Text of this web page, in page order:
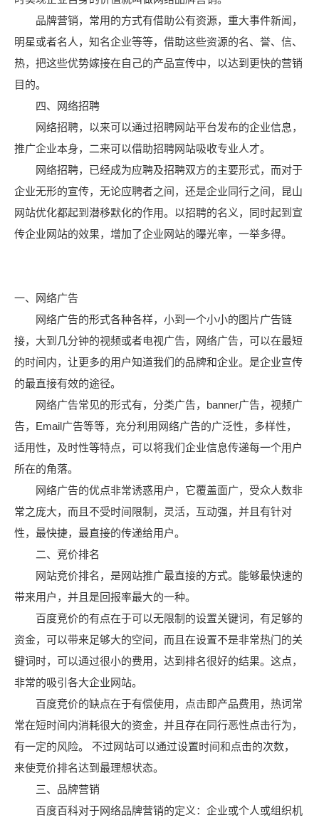
品牌营销，常用的方式有借助公有资源，重大事件新闻，
明星或者名人，知名企业等等，借助这些资源的名、誉、信、
热，把这些优势嫁接在自己的产品宣传中，以达到更快的营销
目的。
四、网络招聘
网络招聘，以来可以通过招聘网站平台发布的企业信息，
推广企业本身，二来可以借助招聘网站吸收专业人才。
网络招聘，已经成为应聘及招聘双方的主要形式，而对于
企业无形的宣传，无论应聘者之间，还是企业同行之间，昆山
网站优化都起到潜移默化的作用。以招聘的名义，同时起到宣
传企业网站的效果，增加了企业网站的曝光率，一举多得。
一、网络广告
网络广告的形式各种各样，小到一个小小的图片广告链
接，大到几分钟的视频或者电视广告，网络广告，可以在最短
的时间内，让更多的用户知道我们的品牌和企业。是企业宣传
的最直接有效的途径。
网络广告常见的形式有，分类广告，banner广告，视频广
告，Email广告等等，充分利用网络广告的广泛性，多样性，
适用性，及时性等特点，可以将我们企业信息传递每一个用户
所在的角落。
网络广告的优点非常诱惑用户，它覆盖面广，受众人数非
常之庞大，而且不受时间限制，灵活，互动强，并且有针对
性，最快捷，最直接的传递给用户。
二、竞价排名
网站竞价排名，是网站推广最直接的方式。能够最快速的
带来用户，并且是回报率最大的一种。
百度竞价的有点在于可以无限制的设置关键词，有足够的
资金，可以带来足够大的空间，而且在设置不是非常热门的关
键词时，可以通过很小的费用，达到排名很好的结果。这点，
非常的吸引各大企业网站。
百度竞价的缺点在于有偿使用，点击即产品费用，热词常
常在短时间内消耗很大的资金，并且存在同行恶性点击行为，
有一定的风险。 不过网站可以通过设置时间和点击的次数，
来使竞价排名达到最理想状态。
三、品牌营销
百度百科对于网络品牌营销的定义：企业或个人或组织机